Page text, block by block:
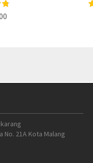
No. 21A Kota Malang